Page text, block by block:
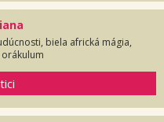
biela africká mágia,